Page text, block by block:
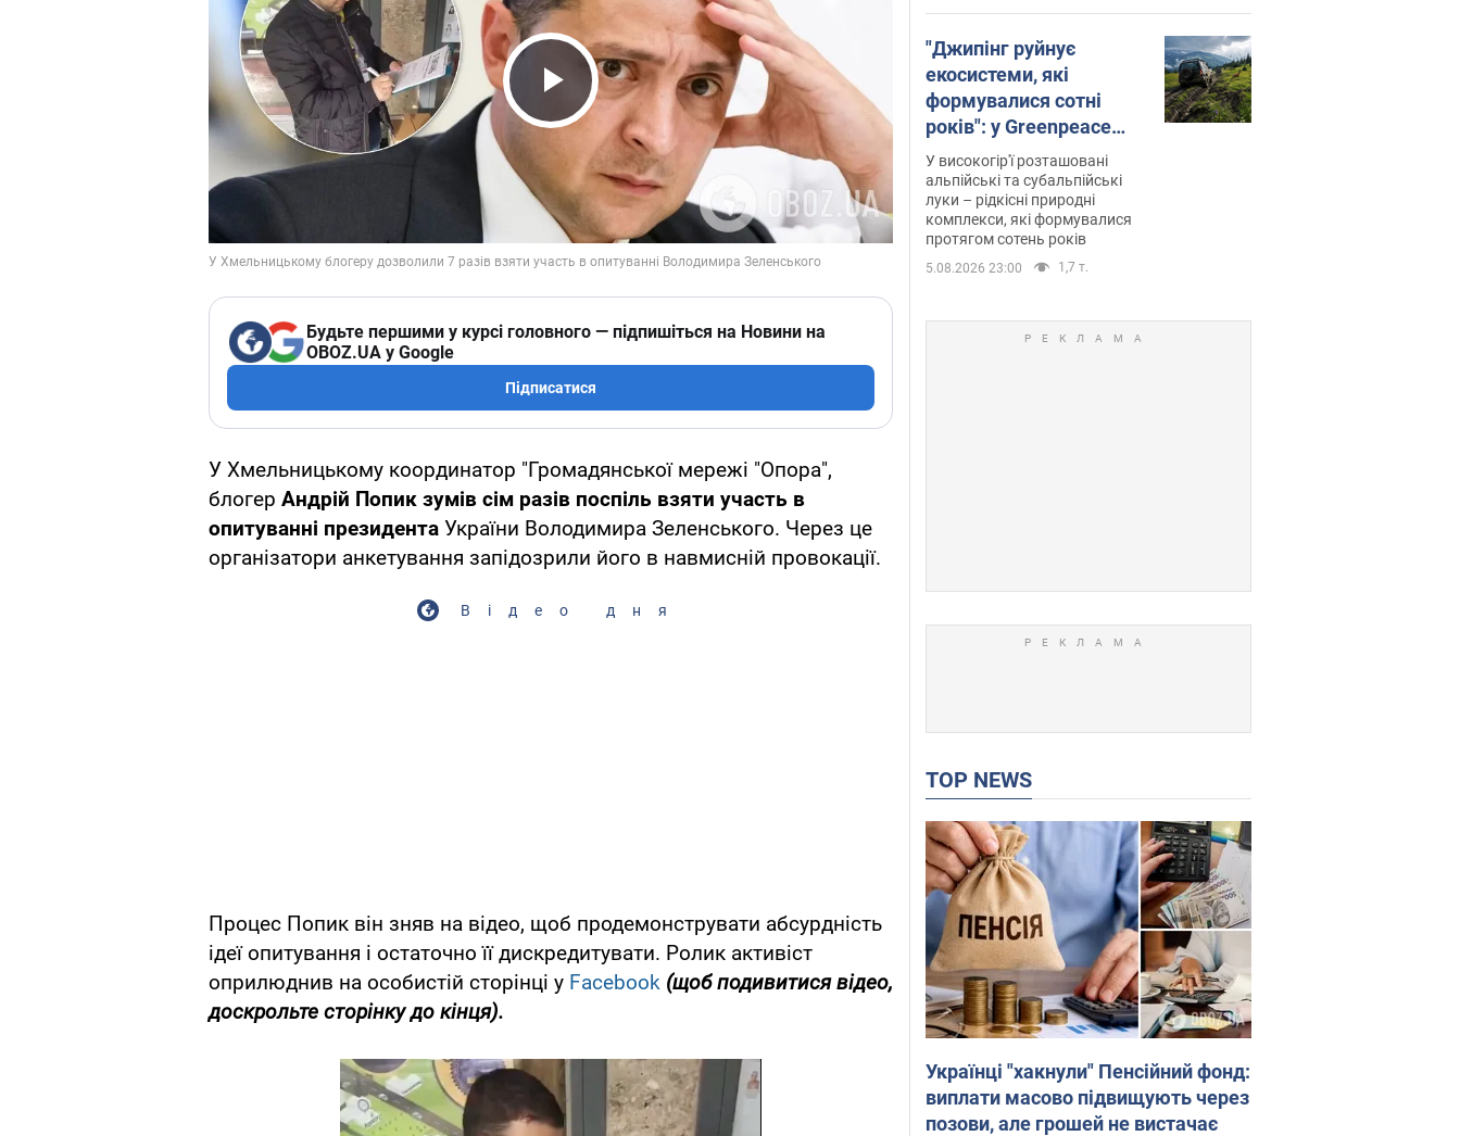
Play Video
Будьте першими у курсі головного — підпишіться на Новини на
OBOZ.UA у Google
Підписатися
У Хмельницькому координатор "Громадянської мережі "Опора",
блогер Андрій Попик зумів сім разів поспіль взяти участь в
опитуванні президента України Володимира Зеленського. Через це
організатори анкетування запідозрили його в навмисній провокації.
Відео дня
Процес Попик він зняв на відео, щоб продемонструвати абсурдність
ідеї опитування і остаточно її дискредитувати. Ролик активіст
оприлюднив на особистій сторінці у Facebook (щоб подивитися відео,
доскрольте сторінку до кінця).
"Джипінг руйнує
екосистеми, які
формувалися сотні
років": у Greenpeace
забили на сполох
У високогір'ї розташовані
альпійські та субальпійські
луки – рідкісні природні
комплекси, які формувалися
протягом сотень років
5.08.2026 23:00 1,7 т.
TOP NEWS
Українці "хакнули" Пенсійний фонд:
виплати масово підвищують через
позови, але грошей не вистачає